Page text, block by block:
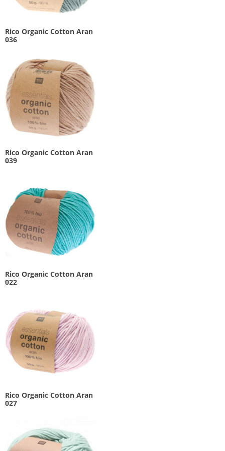
Rico Organic Cotton Aran
036
Rico Organic Cotton Aran
039
Rico Organic Cotton Aran
022
Rico Organic Cotton Aran
027